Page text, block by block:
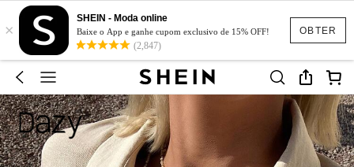
OBTER
×
SHEIN - Moda online
Baixe o App e ganhe cupom exclusivo de 15% OFF!
(2,847)